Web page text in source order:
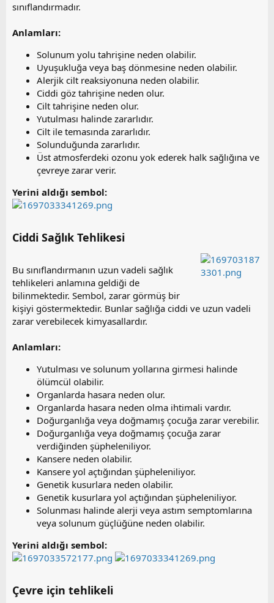
sınıflandırmadır.
Anlamları:
Solunum yolu tahrişine neden olabilir.
Uyuşukluğa veya baş dönmesine neden olabilir.
Alerjik cilt reaksiyonuna neden olabilir.
Ciddi göz tahrişine neden olur.
Cilt tahrişine neden olur.
Yutulması halinde zararlıdır.
Cilt ile temasında zararlıdır.
Solunduğunda zararlıdır.
Üst atmosferdeki ozonu yok ederek halk sağlığına ve
çevreye zarar verir.
Yerini aldığı sembol:
Ciddi Sağlık Tehlikesi​
Bu sınıflandırmanın uzun vadeli sağlık
tehlikeleri anlamına geldiği de
bilinmektedir. Sembol, zarar görmüş bir
kişiyi göstermektedir. Bunlar sağlığa ciddi ve uzun vadeli
zarar verebilecek kimyasallardır.
Anlamları:
Yutulması ve solunum yollarına girmesi halinde
ölümcül olabilir.
Organlarda hasara neden olur.
Organlarda hasara neden olma ihtimali vardır.
Doğurganlığa veya doğmamış çocuğa zarar verebilir.
Doğurganlığa veya doğmamış çocuğa zarar
verdiğinden şüpheleniliyor.
Kansere neden olabilir.
Kansere yol açtığından şüpheleniliyor.
Genetik kusurlara neden olabilir.
Genetik kusurlara yol açtığından şüpheleniliyor.
Solunması halinde alerji veya astım semptomlarına
veya solunum güçlüğüne neden olabilir.
Yerini aldığı sembol:
Çevre için tehlikeli​